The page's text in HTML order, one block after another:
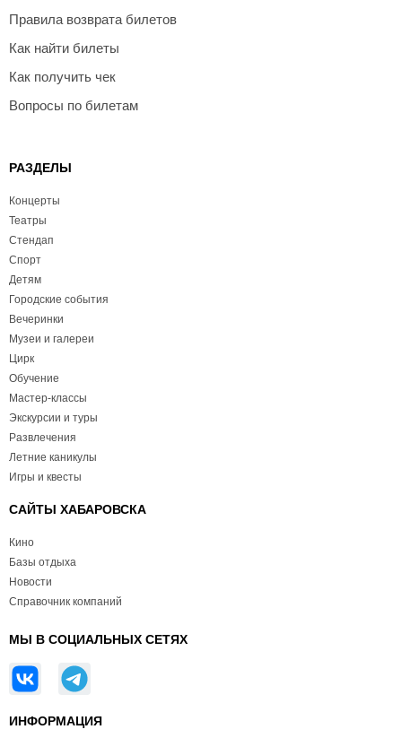
Правила возврата билетов
Как найти билеты
Как получить чек
Вопросы по билетам
РАЗДЕЛЫ
Концерты
Театры
Стендап
Спорт
Детям
Городские события
Вечеринки
Музеи и галереи
Цирк
Обучение
Мастер-классы
Экскурсии и туры
Развлечения
Летние каникулы
Игры и квесты
САЙТЫ ХАБАРОВСКА
Кино
Базы отдыха
Новости
Справочник компаний
МЫ В СОЦИАЛЬНЫХ СЕТЯХ
ИНФОРМАЦИЯ